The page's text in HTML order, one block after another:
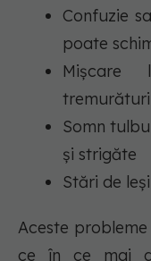
Confuzie
poate
Mișcare
Somn
și strigăte
Stări de
Aceste
ce în ce mai